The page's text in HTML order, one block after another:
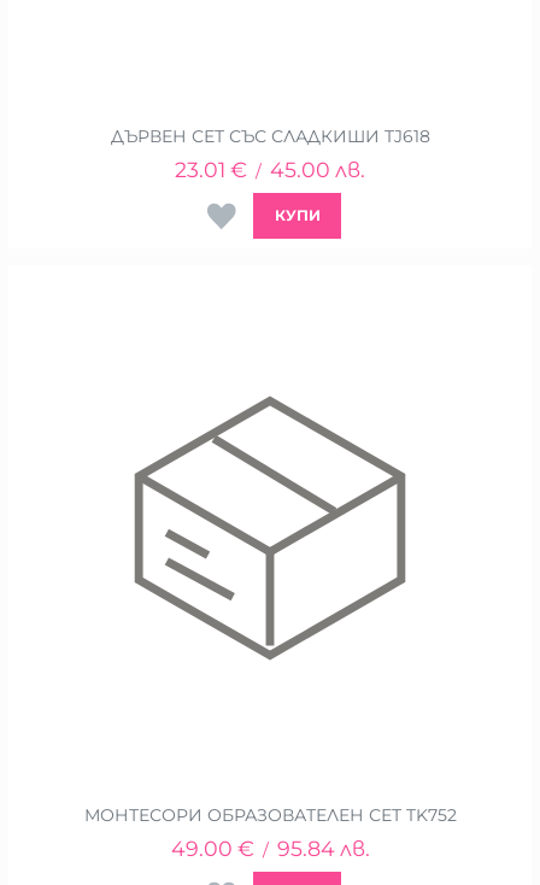
ДЪРВЕН СЕТ СЪС СЛАДКИШИ TJ618
23.01 € / 45.00 лв.
КУПИ
МОНТЕСОРИ ОБРАЗОВАТЕЛЕН СЕТ TK752
49.00 € / 95.84 лв.